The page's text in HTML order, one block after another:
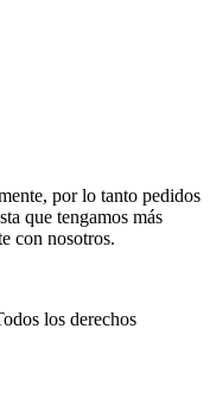
por lo tanto pedidos
que tengamos más
con nosotros.
los derechos